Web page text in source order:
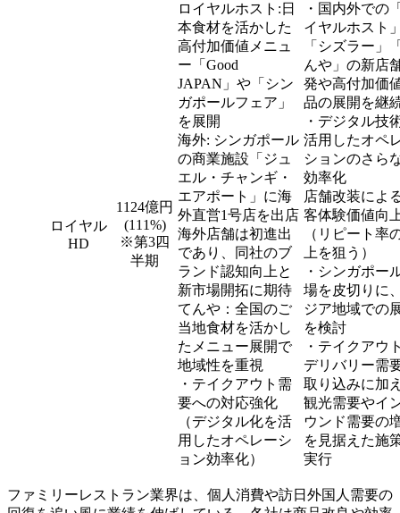
ロイヤル
HD
1124億円
(111%)
※第3四
半期
ロイヤルホスト:日
本食材を活かした
高付加価値メニュ
ー「Good
JAPAN」や「シン
ガポールフェア」
を展開
海外: シンガポール
の商業施設「ジュ
エル・チャンギ・
エアポート」に海
外直営1号店を出店
海外店舗は初進出
であり、同社のブ
ランド認知向上と
新市場開拓に期待
てんや：全国のご
当地食材を活かし
たメニュー展開で
地域性を重視
・テイクアウト需
要への対応強化
（デジタル化を活
用したオペレーシ
ョン効率化）
・国内外での
イヤルホスト
「シズラー」
んや」の新店
発や高付加価
品の展開を継
・デジタル技
活用したオペ
ションのさら
効率化
店舗改装によ
客体験価値向
（リピート率
上を狙う）
・シンガポー
場を皮切りに
ジア地域での
を検討
・テイクアウ
デリバリー需
取り込みに加
観光需要やイ
ウンド需要の
を見据えた施
実行
ファミリーレストラン業界は、個人消費や訪日外国人需要の